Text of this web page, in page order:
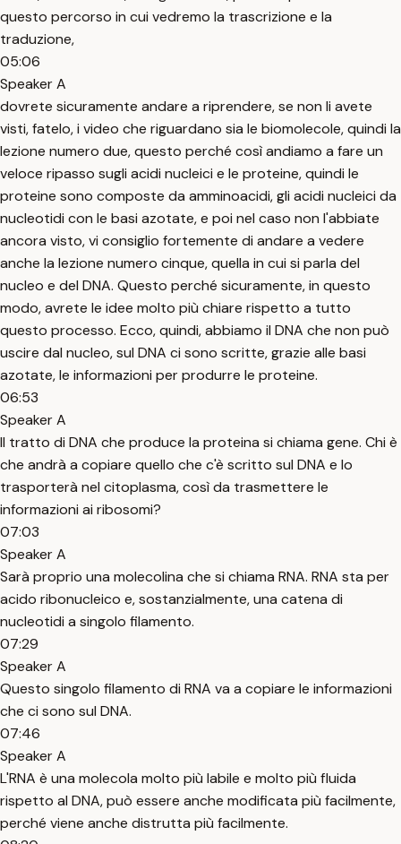
questo percorso in cui vedremo la trascrizione e la
traduzione,
05:06
Speaker A
dovrete sicuramente andare a riprendere, se non li avete
visti, fatelo, i video che riguardano sia le biomolecole, quindi la
lezione numero due, questo perché così andiamo a fare un
veloce ripasso sugli acidi nucleici e le proteine, quindi le
proteine sono composte da amminoacidi, gli acidi nucleici da
nucleotidi con le basi azotate, e poi nel caso non l'abbiate
ancora visto, vi consiglio fortemente di andare a vedere
anche la lezione numero cinque, quella in cui si parla del
nucleo e del DNA. Questo perché sicuramente, in questo
modo, avrete le idee molto più chiare rispetto a tutto
questo processo. Ecco, quindi, abbiamo il DNA che non può
uscire dal nucleo, sul DNA ci sono scritte, grazie alle basi
azotate, le informazioni per produrre le proteine.
06:53
Speaker A
Il tratto di DNA che produce la proteina si chiama gene. Chi è
che andrà a copiare quello che c'è scritto sul DNA e lo
trasporterà nel citoplasma, così da trasmettere le
informazioni ai ribosomi?
07:03
Speaker A
Sarà proprio una molecolina che si chiama RNA. RNA sta per
acido ribonucleico e, sostanzialmente, una catena di
nucleotidi a singolo filamento.
07:29
Speaker A
Questo singolo filamento di RNA va a copiare le informazioni
che ci sono sul DNA.
07:46
Speaker A
L'RNA è una molecola molto più labile e molto più fluida
rispetto al DNA, può essere anche modificata più facilmente,
perché viene anche distrutta più facilmente.